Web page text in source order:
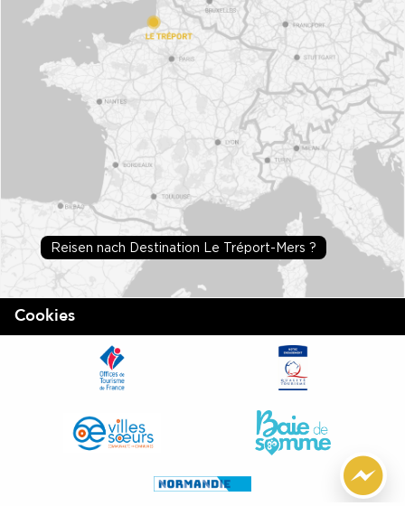
Reisen nach Destination Le Tréport-Mers ?
Cookies